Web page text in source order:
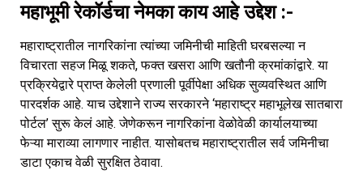
महाभूमी रेकॉर्डचा नेमका काय आहे उद्देश :-
महाराष्ट्रातील नागरिकांना त्यांच्या जमिनीची माहिती घरबसल्या न
विचारता सहज मिळू शकते, फक्त खसरा आणि खतौनी क्रमांकांद्वारे. या
प्रक्रियेद्वारे प्राप्त केलेली प्रणाली पूर्वीपेक्षा अधिक सुव्यवस्थित आणि
पारदर्शक आहे. याच उद्देशाने राज्य सरकारने ‘महाराष्ट्र महाभूलेख सातबारा
पोर्टल’ सुरू केलं आहे. जेणेकरून नागरिकांना वेळोवेळी कार्यालयाच्या
फेऱ्या माराव्या लागणार नाहीत. यासोबतच महाराष्ट्रातील सर्व जमिनीचा
डाटा एकाच वेळी सुरक्षित ठेवावा.